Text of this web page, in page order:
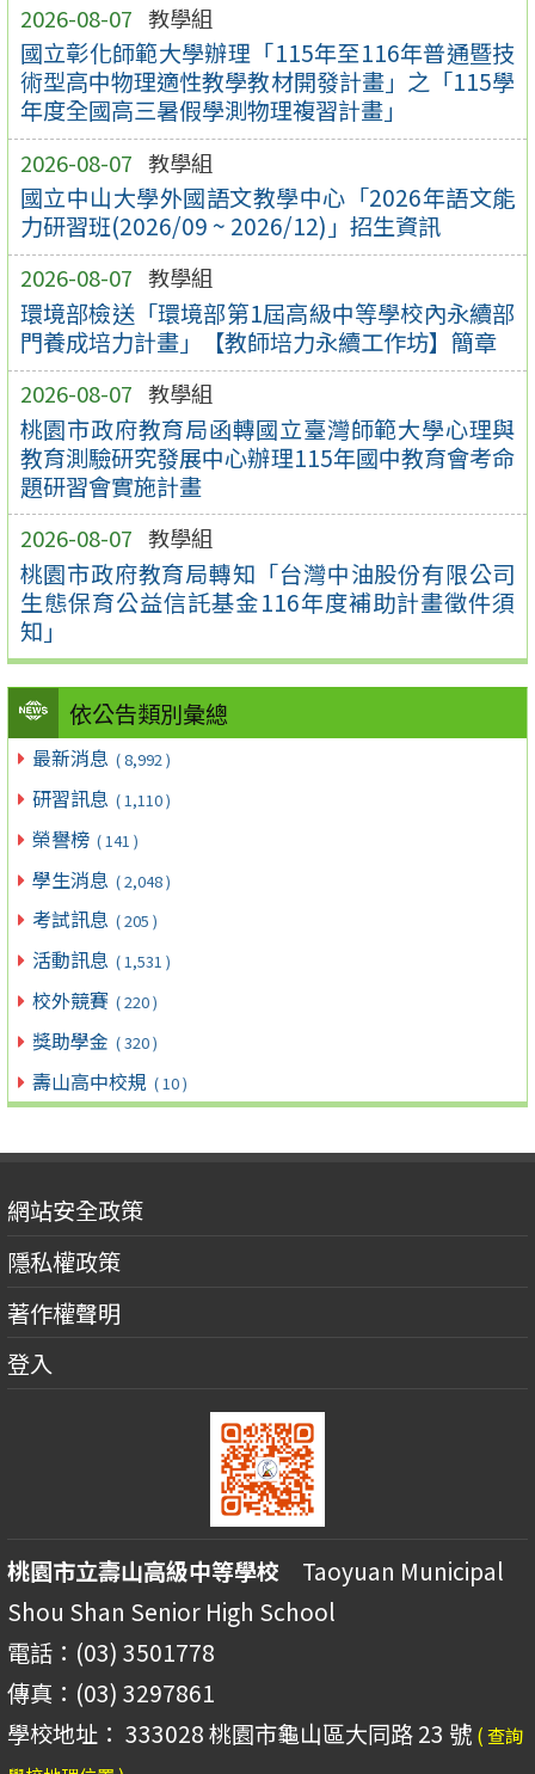
2026-08-07 教學組
國立彰化師範大學辦理「115年至116年普通暨技
術型高中物理適性教學教材開發計畫」之「115學
年度全國高三暑假學測物理複習計畫」
2026-08-07 教學組
國立中山大學外國語文教學中心「2026年語文能
力研習班(2026/09 ~ 2026/12)」招生資訊
2026-08-07 教學組
環境部檢送「環境部第1屆高級中等學校內永續部
門養成培力計畫」【教師培力永續工作坊】簡章
2026-08-07 教學組
桃園市政府教育局函轉國立臺灣師範大學心理與
教育測驗研究發展中心辦理115年國中教育會考命
題研習會實施計畫
2026-08-07 教學組
桃園市政府教育局轉知「台灣中油股份有限公司
生態保育公益信託基金116年度補助計畫徵件須
知」
依公告類別彙總
最新消息 ( 8,992 )
研習訊息 ( 1,110 )
榮譽榜 ( 141 )
學生消息 ( 2,048 )
考試訊息 ( 205 )
活動訊息 ( 1,531 )
校外競賽 ( 220 )
獎助學金 ( 320 )
壽山高中校規 ( 10 )
網站安全政策
隱私權政策
著作權聲明
登入
桃園市立壽山高級中等學校 Taoyuan Municipal
Shou Shan Senior High School
電話：(03) 3501778
傳真：(03) 3297861
學校地址： 333028 桃園市龜山區大同路 23 號 ( 查詢